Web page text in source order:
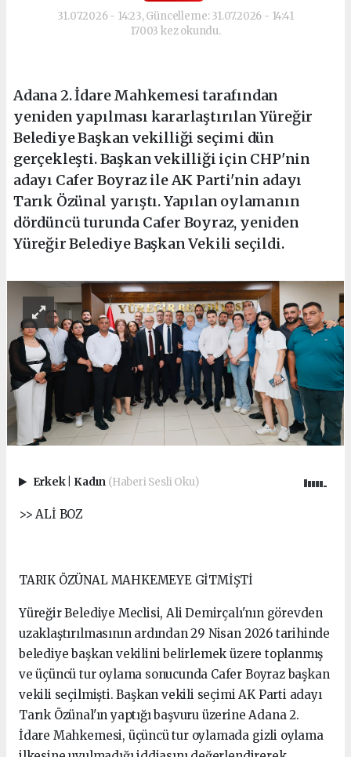
31.07.2026 - 14:23, Güncelleme: 31.07.2026 - 14:41
17003 kez okundu.
Adana 2. İdare Mahkemesi tarafından
yeniden yapılması kararlaştırılan Yüreğir
Belediye Başkan vekilliği seçimi dün
gerçekleşti. Başkan vekilliği için CHP'nin
adayı Cafer Boyraz ile AK Parti'nin adayı
Tarık Özünal yarıştı. Yapılan oylamanın
dördüncü turunda Cafer Boyraz, yeniden
Yüreğir Belediye Başkan Vekili seçildi.
Erkek Kadın (Haberi Sesli Oku)
>> ALİ BOZ
TARIK ÖZÜNAL MAHKEMEYE GİTMİŞTİ
Yüreğir Belediye Meclisi, Ali Demirçalı'nın görevden
uzaklaştırılmasının ardından 29 Nisan 2026 tarihinde
belediye başkan vekilini belirlemek üzere toplanmış
ve üçüncü tur oylama sonucunda Cafer Boyraz başkan
vekili seçilmişti. Başkan vekili seçimi AK Parti adayı
Tarık Özünal'ın yaptığı başvuru üzerine Adana 2.
İdare Mahkemesi, üçüncü tur oylamada gizli oylama